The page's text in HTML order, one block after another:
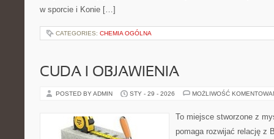
w sporcie i Konie […]
CATEGORIES: CHEMIA OGÓLNA
CUDA I OBJAWIENIA
POSTED BY ADMIN STY - 29 - 2026 MOŻLIWOŚĆ
To miejsce stworzone z
pomaga rozwijać relację z